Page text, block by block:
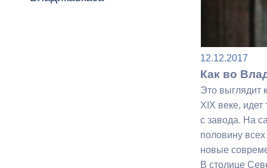
Открытые
проверок
12.12.2017
Как во
Это выглядит
XIX веке,
с завода. На
половину
новые
В столице